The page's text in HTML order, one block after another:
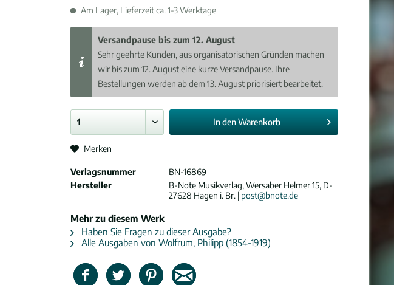
Am Lager, Lieferzeit ca. 1-3 Werktage
Versandpause bis zum 12. August
Sehr geehrte Kunden, aus organisatorischen Gründen machen
wir bis zum 12. August eine kurze Versandpause. Ihre
Bestellungen werden ab dem 13. August priorisiert bearbeitet.
In denWarenkorb
Merken
Verlagsnummer
BN-16869
Hersteller
B-Note Musikverlag, Wersaber Helmer 15, D-
27628 Hagen i. Br. | post@bnote.de
Mehr zu diesem Werk
Haben Sie Fragen zu dieser Ausgabe?
Alle Ausgaben von Wolfrum, Philipp (1854-1919)